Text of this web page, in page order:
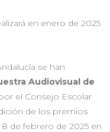
en enero de 2025
se han
Audiovisual de
el Consejo Escolar
de los premios
de febrero de 2025 en